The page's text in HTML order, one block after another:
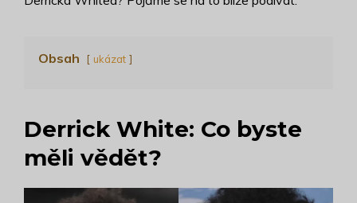
Obsah ukázat
Derrick White: Co byste
měli vědět?